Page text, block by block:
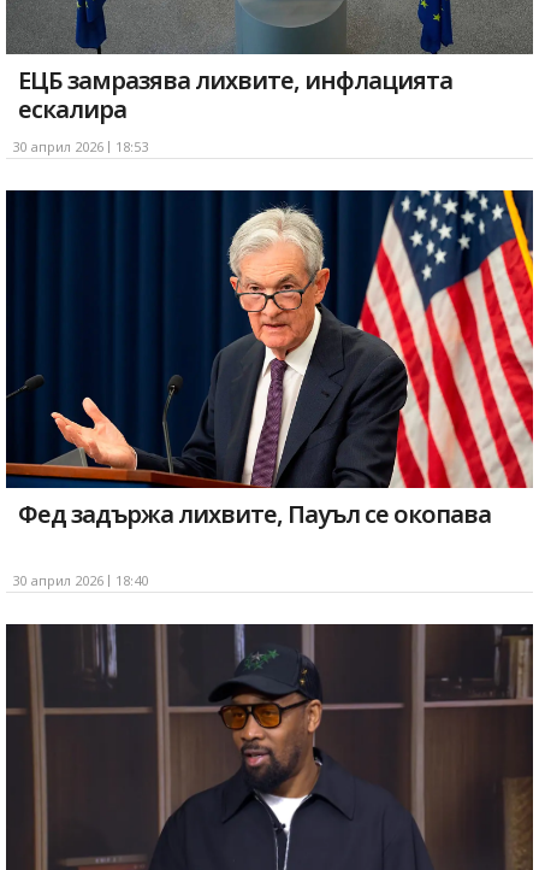
ЕЦБ замразява лихвите, инфлацията
ескалира
30 април 2026 18:53
Фед задържа лихвите, Пауъл се окопава
30 април 2026 18:40